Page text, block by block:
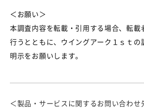
＜お願い＞
本調査内容を転載・引用する場合、転載
行うとともに、ウイングアーク１ｓｔの
明示をお願いします。
＜製品・サービスに関するお問い合わせ